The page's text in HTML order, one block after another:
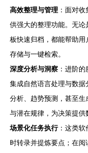
高效整理与管理 ：面对
供强大的整理功能。无
板快速归档，都能帮助
存储与一键检索。
深度分析与洞察 ：进阶
集成自然语言处理与数
分析、趋势预测，甚至
与潜在规律，为决策提供
场景化任务执行：这类软
时转录并提炼要点；在阅